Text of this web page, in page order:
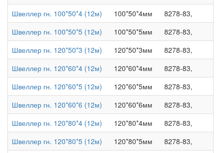
Швеллер гн. 100*50*4 (12м)
100*50*4мм
8278-83,
Швеллер гн. 100*50*5 (12м)
100*50*5мм
8278-83,
Швеллер гн. 120*50*3 (12м)
120*50*3мм
8278-83,
Швеллер гн. 120*60*4 (12м)
120*60*4мм
8278-83,
Швеллер гн. 120*60*5 (12м)
120*60*5мм
8278-83,
Швеллер гн. 120*60*6 (12м)
120*60*6мм
8278-83,
Швеллер гн. 120*80*4 (12м)
120*80*4мм
8278-83,
Швеллер гн. 120*80*5 (12м)
120*80*5мм
8278-83,